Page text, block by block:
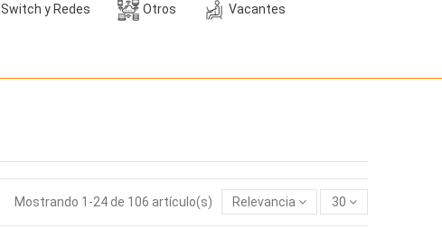
Switch y Redes Otros Vacantes
Mostrando 1-24 de 106 artículo(s) Relevancia 30